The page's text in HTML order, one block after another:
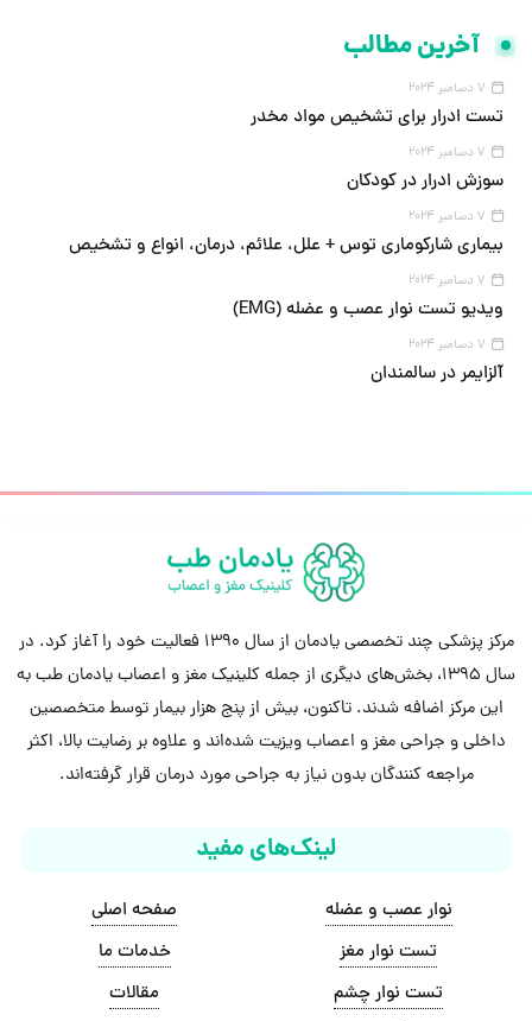
آخرین مطالب
7 دسامبر 2024
تست ادرار برای تشخیص مواد مخدر
7 دسامبر 2024
سوزش ادرار در کودکان
7 دسامبر 2024
بیماری شارکوماری توس + علل، علائم، درمان، انواع و تشخیص
7 دسامبر 2024
ویدیو تست نوار عصب و عضله (EMG)
7 دسامبر 2024
آلزایمر در سالمندان
مرکز پزشکی چند تخصصی یادمان از سال 1390 فعالیت خود را آغاز کرد. در
سال 1395، بخش‌های دیگری از جمله کلینیک مغز و اعصاب یادمان طب به
این مرکز اضافه شدند. تاکنون، بیش از پنج هزار بیمار توسط متخصصین
داخلی و جراحی مغز و اعصاب ویزیت شده‌اند و علاوه بر رضایت بالا، اکثر
مراجعه کنندگان بدون نیاز به جراحی مورد درمان قرار گرفته‌اند.
لینک‌های مفید
نوار عصب و عضله
تست نوار مغز
تست نوار چشم
صفحه اصلی
خدمات ما
مقالات